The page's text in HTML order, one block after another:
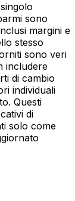
sono
margini e
stesso
sono veri
includere
di cambio
individuali
Questi
di
solo come